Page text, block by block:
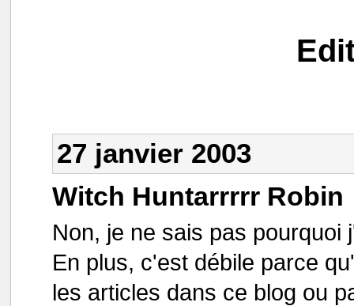
27 janvier 2003
Witch Huntarrrrr Robin
Non, je ne sais pas pourquoi
En plus, c'est débile parce
les articles dans ce blog ou